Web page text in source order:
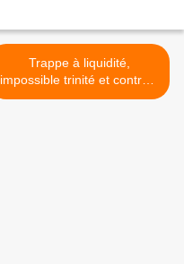
Trappe à liquidité,
impossible trinité et contrôle
des capitaux >